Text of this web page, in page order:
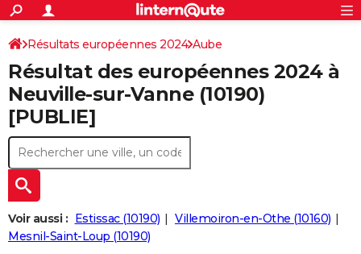
ACTUALITÉS
Politique
Société
Faits Divers
Education
Monde
Villes
+
SPORT
Coupe du monde 2026
Football
Tennis
Cyclisme
Rugby
Forum
Programme TV
TNT
Streaming
Cinéma
Sorties cinéma
Musique
+FINANCE
Retraite
Impôts
Epargne
Immobilier
Risques naturels par ville
Banque
Assurance
CréditAUTO
Essais
Réserver un essai
Citadines
Berlines
SUV
Forum auto
+HIGH-TECH
Mobiles
Meilleur smartphone
Internet
Ordinateurs
Jeux vidéo
Guide high-tech
+
BRICOLAGE
Forum
Aménagement intérieur
Extérieur
Cuisine
Salle de bains
Jardinage
Rangement
+
S'inscrire
Connexion
Résultats européennes 2024 Aube
Résultat des européennes 2024 à
Neuville-sur-Vanne (10190)
[PUBLIE]
Voir aussi : Estissac (10190)
Villemoiron-en-Othe (10160)
Mesnil-Saint-Loup (10190)